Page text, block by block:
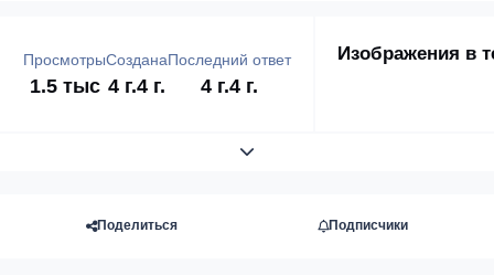
Просмотры
1.5 тыс
Создана
4 г.4 г.
Последний ответ
4 г.4 г.
Изображения в
Развернуть обзор темы
Поделиться Подписчики